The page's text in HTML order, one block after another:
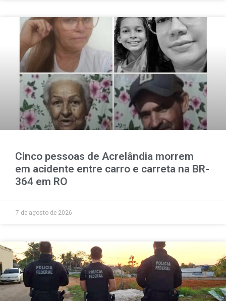
Cinco pessoas de Acrelândia morrem
em acidente entre carro e carreta na BR-
364 em RO
7 de agosto de 2026